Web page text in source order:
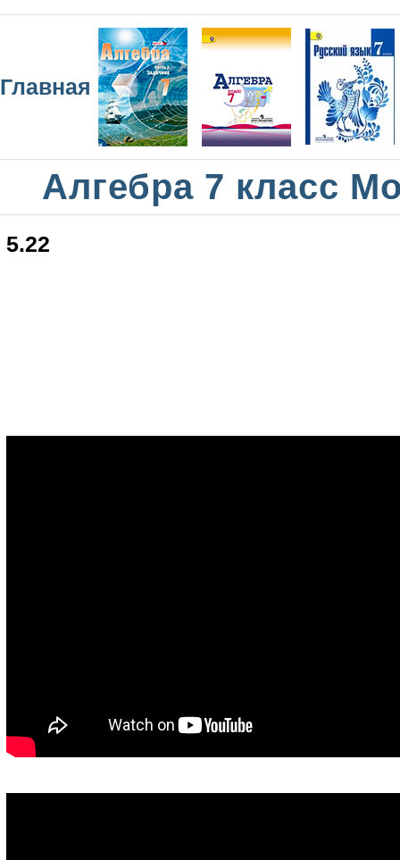
Главная
Алгебра 7 класс
5.22